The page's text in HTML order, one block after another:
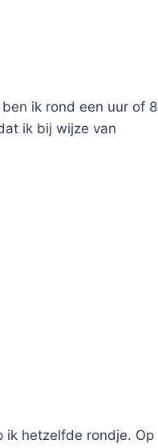
ik rond een uur of 8
ik bij wijze van
ik hetzelfde rondje. Op